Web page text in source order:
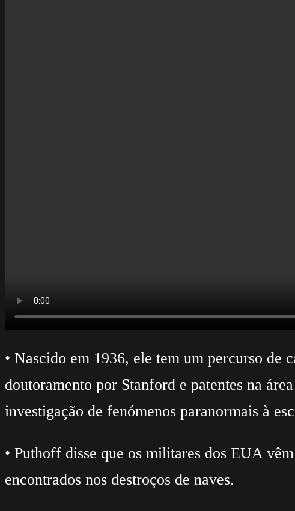
• Nascido em 1936, ele tem um percurso
doutoramento por Stanford e patentes na
investigação de fenómenos paranormais à
• Puthoff disse que os militares dos EUA
encontrados nos destroços de naves.